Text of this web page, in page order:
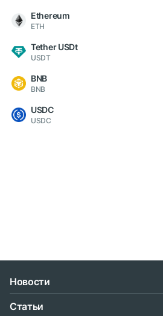
Ethereum
ETH
Tether USDt
USDT
BNB
BNB
USDC
USDC
Новости
Статьи